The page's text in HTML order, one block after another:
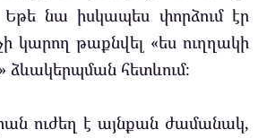
նա իսկապես փորձում էր
կարող թաքնվել «ես ուղղակի
հետևում։
ուժեղ է այնքան ժամանակ,